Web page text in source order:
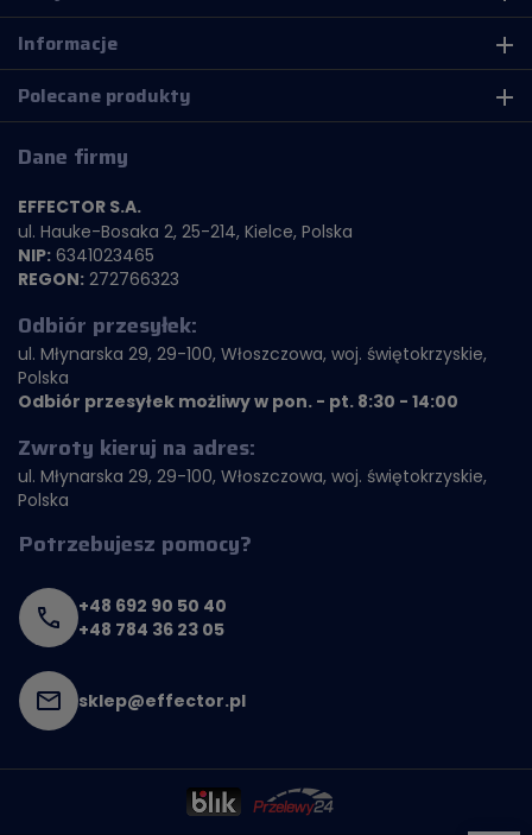
Informacje add
Polecane produkty add
Dane firmy
EFFECTOR S.A.
ul. Hauke-Bosaka 2, 25-214, Kielce, Polska
NIP: 6341023465
REGON: 272766323
Odbiór przesyłek:
ul. Młynarska 29, 29-100, Włoszczowa, woj. świętokrzyskie,
Polska
Odbiór przesyłek możliwy w pon. - pt. 8:30 - 14:00
Zwroty kieruj na adres:
ul. Młynarska 29, 29-100, Włoszczowa, woj. świętokrzyskie,
Polska
Potrzebujesz pomocy?
+48 692 90 50 40
+48 784 36 23 05
sklep@effector.pl